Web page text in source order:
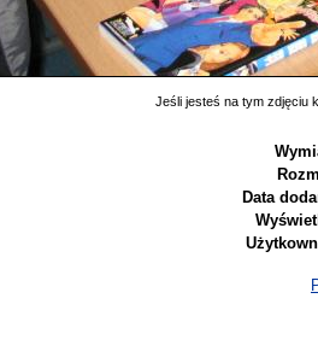
Jeśli jesteś na tym zdjęciu
Data